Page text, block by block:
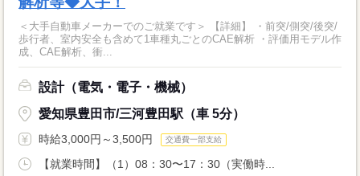
＜大手自動車メーカーでのご就業です＞ 【詳細】 ・前突/側突/後突/
歩行者、室内安全も含めて1車種丸ごとのCAE解析 ・評価用モデル作
成、CAE解析、衝...
設計（電気・電子・機械）
愛知県豊田市/三河豊田駅（車 5分）
時給3,000円～3,500円 交通費一部支給
【就業時間】（1）08：30〜17：30（実働時...